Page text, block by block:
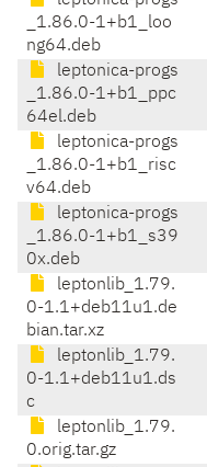
_1.86.0-1+b1_loo
ng64.deb
leptonica-progs
_1.86.0-1+b1_ppc
64el.deb
leptonica-progs
_1.86.0-1+b1_risc
v64.deb
leptonica-progs
_1.86.0-1+b1_s39
0x.deb
leptonlib_1.79.
0-1.1+deb11u1.de
bian.tar.xz
leptonlib_1.79.
0-1.1+deb11u1.ds
c
leptonlib_1.79.
0.orig.tar.gz